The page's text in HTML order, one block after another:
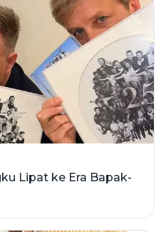
Lipat ke Era Bapak-